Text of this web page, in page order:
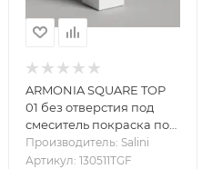
ARMONIA SQUARE TOP
01 без отверстия под
смеситель покраска по
RAL полностью 130511TGF
Производитель: Salini
Артикул: 130511TGF